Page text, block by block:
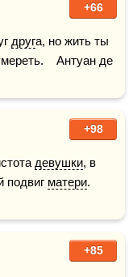
+66
друга, но жить ты
Антуан де
+98
девушки, в
подвиг матери.
+85